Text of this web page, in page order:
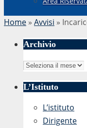
Home » Avvisi »
Archivio
Archivio
L’Istituto
L’istituto
Dirigente